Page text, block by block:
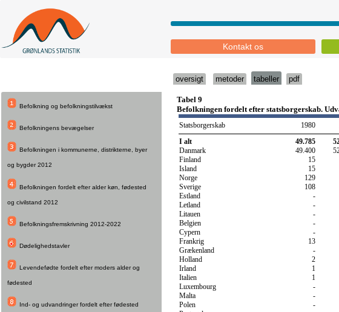
Kontakt os
oversigt metoder tabeller pdf
Befolkning og befolkningstilvækst
Befolkningens bevægelser
Befolkningen i kommunerne, distrikterne, byer
og bygder 2012
Befolkningen fordelt efter alder køn, fødested
og civilstand 2012
Befolkningsfremskrivning 2012-2022
Dødelighedstavler
Levendefødte fordelt efter moders alder og
fødested
Ind- og udvandringer fordelt efter fødested